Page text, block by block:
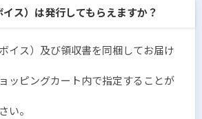
ス）は発行してもらえますか？
イス）及び領収書を同梱してお届け
ッピングカート内で指定することが
い。